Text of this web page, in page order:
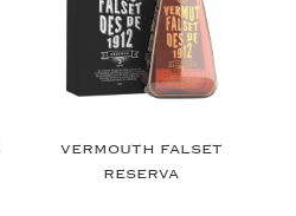
VERMOUTH FALSET
RESERVA